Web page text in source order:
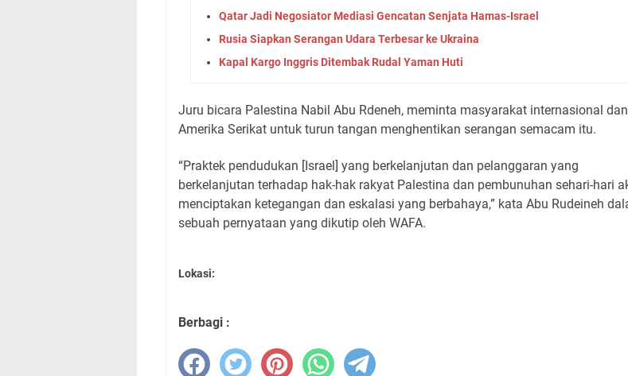
Qatar Jadi Negosiator Mediasi Gencatan Senjata Hamas-Israel
Rusia Siapkan Serangan Udara Terbesar ke Ukraina
Kapal Kargo Inggris Ditembak Rudal Yaman Huti
Juru bicara Palestina Nabil Abu Rdeneh, meminta masyarakat internasional dan
Amerika Serikat untuk turun tangan menghentikan serangan semacam itu.
“Praktek pendudukan [Israel] yang berkelanjutan dan pelanggaran yang
berkelanjutan terhadap hak-hak rakyat Palestina dan pembunuhan sehari-hari
menciptakan ketegangan dan eskalasi yang berbahaya,” kata Abu Rudeineh
sebuah pernyataan yang dikutip oleh WAFA.
Lokasi:
Berbagi :